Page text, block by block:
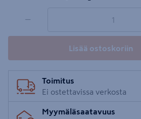
−
Lisää ostoskoriin
Toimitus
Ei ostettavissa verkosta
Myymäläsaatavuus